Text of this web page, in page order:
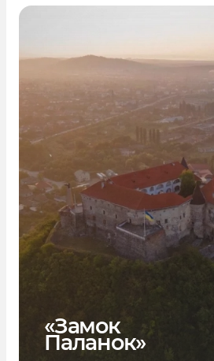
«Замок
Паланок»